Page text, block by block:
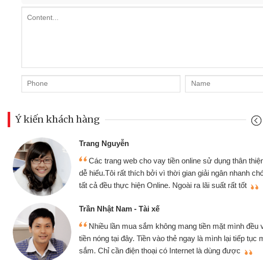
Ý kiến khách hàng
vay
Đoàn Hữu Cảnh
Mình cần tiền gấp nên định cầm cố chiếc xe
nhưng thật may đã có gói vay tiền bằng CMND
không cần gặp mặt nên rất tiện lợi, sẽ giới thiệu cho
Cấn Văn Lực - Tạp hóa
Tôi kinh doanh buôn bán nhỏ lẻ nhiều lúc cần
hàng, nhờ biết đến website qua bạn bè giới thiệu tôi
quyết được công việc của mình nhanh chóng